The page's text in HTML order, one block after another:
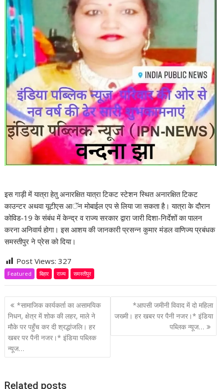
इस गाड़ी में यात्रा हेतु अनारक्षित यात्रा टिकट स्टेशन स्थित अनारक्षित टिकट
काउन्टर अथवा यूटीएस आॅन मोबाईल एप से लिया जा सकता है। यात्रा के दौरान
कोविड-19 के संबंध में केन्द्र व राज्य सरकार द्वारा जारी दिशा-निर्देशों का पालन
करना अनिवार्य होगा। इस आशय की जानकारी प्रसन्न कुमार मंडल वाणिज्य प्रबंधक
समस्तीपुर ने प्रेस को दिया।
Post Views:327
Featured बिहार राज्य समस्तीपुर
P
o
s
t
n
v
*सामाजिक कार्यकर्ता का असामयिक
निधन, क्षेत्र में शोक की लहर, माले ने
मौके पर पहुँच कर दी श्रद्धांजलि। हर
खबर पर पैनी नजर।* इंडिया पब्लिक
न्यूज…
*आपसी जमीनी विवाद में दो महिला
जख्मी। हर खबर पर पैनी नजर।* इंडिया
पब्लिक न्यूज…
Related posts